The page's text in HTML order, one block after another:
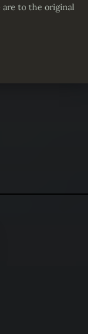
to the original